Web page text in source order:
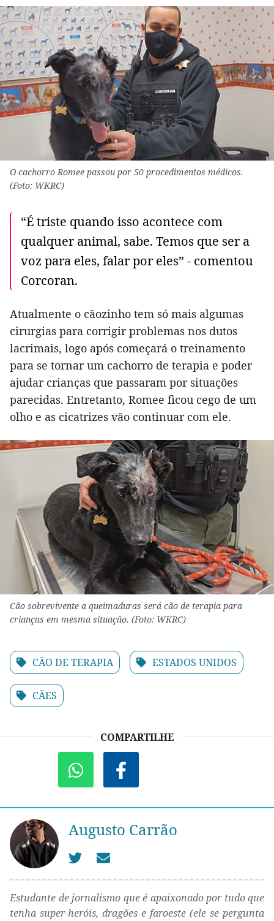
O cachorro Romee passou por 50 procedimentos médicos.
(Foto: WKRC)
“É triste quando isso acontece com
qualquer animal, sabe. Temos que ser a
voz para eles, falar por eles” - comentou
Corcoran.
Atualmente o cãozinho tem só mais algumas
cirurgias para corrigir problemas nos dutos
lacrimais, logo após começará o treinamento
para se tornar um cachorro de terapia e poder
ajudar crianças que passaram por situações
parecidas. Entretanto, Romee ficou cego de um
olho e as cicatrizes vão continuar com ele.
Cão sobrevivente a queimaduras será cão de terapia para
crianças em mesma situação. (Foto: WKRC)
CÃO DE TERAPIA ESTADOS UNIDOS
CÃES
COMPARTILHE
Augusto Carrão
Estudante de jornalismo que é apaixonado por tudo que
tenha super-heróis, dragões e faroeste (ele se pergunta